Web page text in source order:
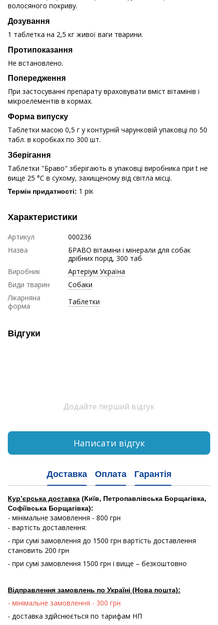
волосяного покриву.
Дозування
1 таблетка на 2,5 кг живої ваги тварини.
Протипоказання
Не встановлено.
Попередження
При застосуванні препарату враховувати вміст вітамінів і
мікроелементів в кормах.
Форма випуску
Таблетки масою 0,5 г у контурній чарунковій упаковці по 50
табл. в коробках по 300 шт.
Зберігання
Таблетки "Браво" зберігають в упаковці виробника при t не
вище 25 °С в сухому, захищеному від світла місці.
Термін придатності: 1 рік
Характеристики
Артикул
000236
Назва
БРАВО вітаміни і мінерали для собак
дрібних порід, 300 таб
Виробник
Артеріум Україна
Види тварин
Собаки
Лікарняна
форма
Таблетки
Відгуки
Додайте перший відгук
Написати відгук
Доставка Оплата Гарантія
Кур’єрська доставка (Київ, Петропавлівська Борщагівка,
Софіївська Борщагівка):
- мінімальне замовлення - 800 грн
- вартість доставлення:
- при сумі замовлення до 1500 грн вартість доставлення
становить 200 грн
- при сумі замовлення 1500 грн і вище – безкоштовно
Відправлення замовлень по Україні (Нова пошта):
- мінімальне замовлення - 300 грн
- доставка здійснюється по тарифам НП